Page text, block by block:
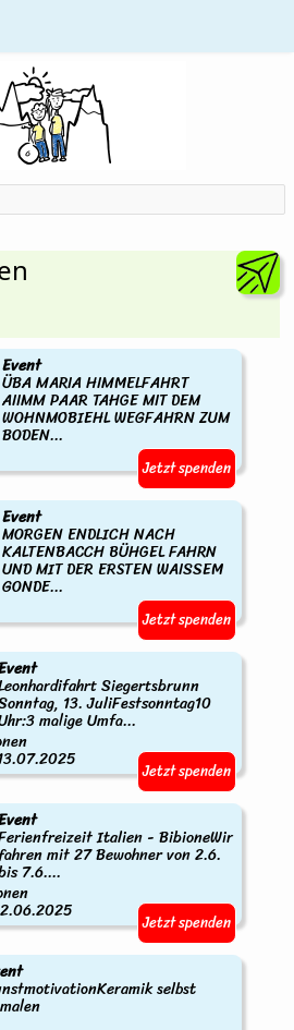
Event
ÜBA MARIA HIMMELFAHRT
AIIMM PAAR TAHGE MIT DEM
WOHNMOBIEHL WEGFAHRN ZUM
BODEN...
Jetzt spenden
Event
MORGEN ENDLICH NACH
KALTENBACCH BÜHGEL FAHRN
UND MIT DER ERSTEN WAISSEM
GONDE...
Jetzt spenden
Siegertsbrunn
13. JuliFestsonntag10
malige Umfa...
Jetzt spenden
Italien - BibioneWir
mit 27 Bewohner von 2.6.
7.6....
Jetzt spenden
selbst